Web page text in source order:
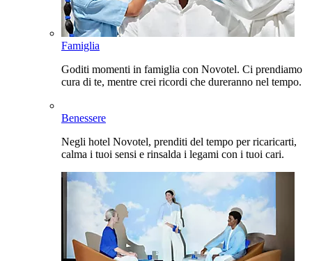
Famiglia
Goditi momenti in famiglia con Novotel. Ci prendiamo
cura di te, mentre crei ricordi che dureranno nel tempo.
Benessere
Negli hotel Novotel, prenditi del tempo per ricaricarti,
calma i tuoi sensi e rinsalda i legami con i tuoi cari.